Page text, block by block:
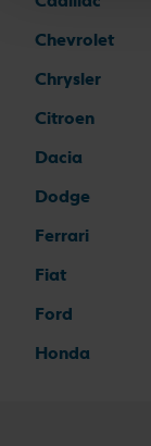
Chevrolet
Chrysler
Citroen
Dacia
Dodge
Ferrari
Fiat
Ford
Honda